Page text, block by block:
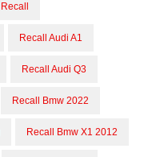
Recall
Recall Audi A1
Recall Audi Q3
Recall Bmw 2022
Recall Bmw X1 2012